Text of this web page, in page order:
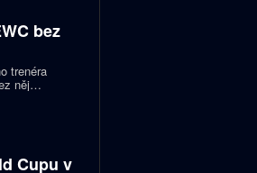
bez
trenéra
něj
bude
v
Cupu v